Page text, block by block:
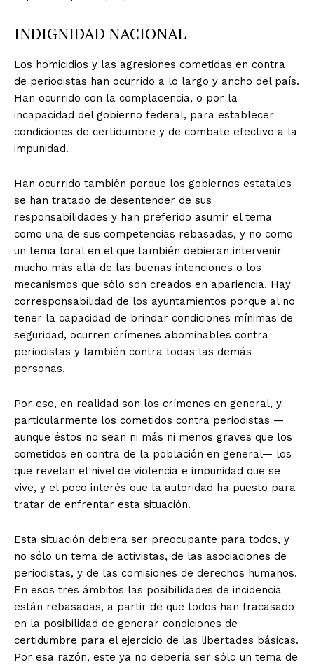
+ Todas las formas de lucha, potencialmente enlazadas
INDIGNIDAD NACIONAL
Los homicidios y las agresiones cometidas en contra
de periodistas han ocurrido a lo largo y ancho del país.
Han ocurrido con la complacencia, o por la
incapacidad del gobierno federal, para establecer
condiciones de certidumbre y de combate efectivo a la
impunidad.
Han ocurrido también porque los gobiernos estatales
se han tratado de desentender de sus
responsabilidades y han preferido asumir el tema
como una de sus competencias rebasadas, y no como
un tema toral en el que también debieran intervenir
mucho más allá de las buenas intenciones o los
mecanismos que sólo son creados en apariencia. Hay
corresponsabilidad de los ayuntamientos porque al no
tener la capacidad de brindar condiciones mínimas de
seguridad, ocurren crímenes abominables contra
periodistas y también contra todas las demás
personas.
Por eso, en realidad son los crímenes en general, y
particularmente los cometidos contra periodistas —
aunque éstos no sean ni más ni menos graves que los
cometidos en contra de la población en general— los
que revelan el nivel de violencia e impunidad que se
vive, y el poco interés que la autoridad ha puesto para
tratar de enfrentar esta situación.
Esta situación debiera ser preocupante para todos, y
no sólo un tema de activistas, de las asociaciones de
periodistas, y de las comisiones de derechos humanos.
En esos tres ámbitos las posibilidades de incidencia
están rebasadas, a partir de que todos han fracasado
en la posibilidad de generar condiciones de
certidumbre para el ejercicio de las libertades básicas.
Por esa razón, este ya no debería ser sólo un tema de